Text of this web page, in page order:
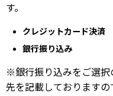
す。
クレジットカード決済
銀行振り込み
※銀行振り込みをご選択
先を記載しております